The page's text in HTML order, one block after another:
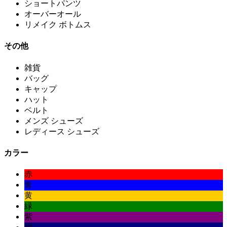
ショートパンツ
オーバーオール
リメイク ボトムス
その他
雑貨
バッグ
キャップ
ハット
ベルト
メンズ シューズ
レディース シューズ
カラー
赤
青
黄
緑
紫